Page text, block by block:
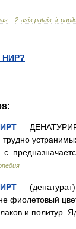
– 2-asis patais ir
НИР?
—
с.
— (денатурат)
фиолетовый
лаков и политур.